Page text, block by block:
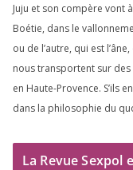
Juju et son com­père vont
Boétie, dans le
ou de l’autre, qui est
nous trans­portent sur
en Haute-Provence. S’ils
dans la phi­lo­so­phie du
La Revue Sexpol